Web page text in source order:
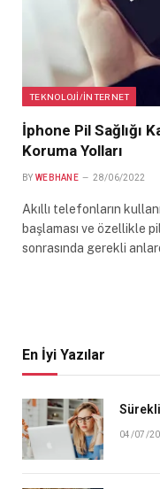
TEKNOLOJI/İNTERNET
İphone Pil Sağlığı
Koruma Yolları
BY WEBHANE 28/06/2022
Akıllı telefonların
başlaması ve özellikle
sonrasında gerekli
En İyi Yazılar
Sürekli
04/07/